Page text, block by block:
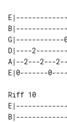
D|----
A|--2---2---
Riff 10